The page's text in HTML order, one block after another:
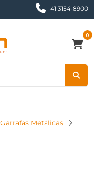
41 3154-8900
0
Garrafas Metálicas